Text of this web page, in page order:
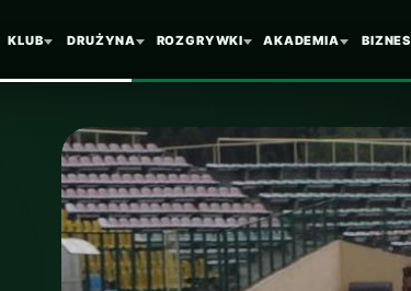
KLUB DRUŻYNA ROZGRYWKI AKADEMIA BIZNES